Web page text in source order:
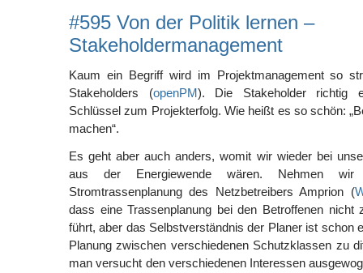
#595 Von der Politik lernen –
Stakeholdermanagement
Kaum ein Begriff wird im Projektmanagement so
Stakeholders (openPM). Die Stakeholder richtig
Schlüssel zum Projekterfolg. Wie heißt es so schön:
machen“.
Es geht aber auch anders, womit wir wieder bei
aus der Energiewende wären. Nehmen
Stromtrassenplanung des Netzbetreibers Amprion (
dass eine Trassenplanung bei den Betroffenen nicht
führt, aber das Selbstverständnis der Planer ist schon
Planung zwischen verschiedenen Schutzklassen zu
man versucht den verschiedenen Interessen